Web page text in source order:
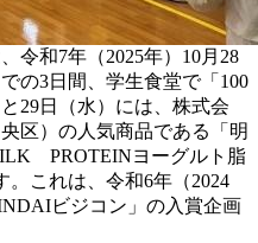
令和7年（2025年）10月28
の3日間、学生食堂で「100
29日（水）には、株式会
）の人気商品である「明
PROTEINヨーグルト脂
。これは、令和6年（2024
ビジコン」の入賞企画